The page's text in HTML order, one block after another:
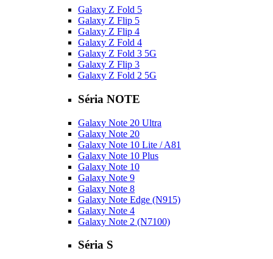
Galaxy Z Fold 5
Galaxy Z Flip 5
Galaxy Z Flip 4
Galaxy Z Fold 4
Galaxy Z Fold 3 5G
Galaxy Z Flip 3
Galaxy Z Fold 2 5G
Séria NOTE
Galaxy Note 20 Ultra
Galaxy Note 20
Galaxy Note 10 Lite / A81
Galaxy Note 10 Plus
Galaxy Note 10
Galaxy Note 9
Galaxy Note 8
Galaxy Note Edge (N915)
Galaxy Note 4
Galaxy Note 2 (N7100)
Séria S